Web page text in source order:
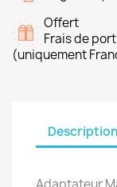
Offert
Frais de
(uniquement
Description